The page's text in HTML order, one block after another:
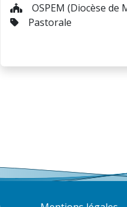
OSPEM (Diocèse de
Pastorale